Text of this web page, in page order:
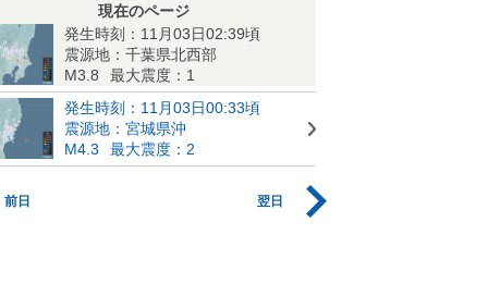
現在のページ
発生時刻：11月03日02:39頃
震源地：千葉県北西部
M3.8
最大震度：1
発生時刻：11月03日00:33頃
震源地：宮城県沖
M4.3
最大震度：2
前日 翌日